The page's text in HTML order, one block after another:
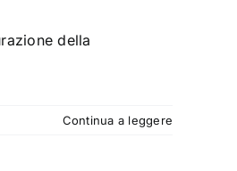
della
Continua a leggere